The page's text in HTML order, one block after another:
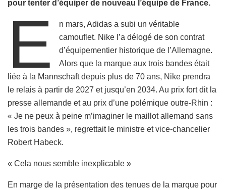
pour tenter d’équiper de nouveau l’équipe de France.
E
n mars, Adidas a subi un véritable
camouflet. Nike l’a délogé de son contrat
d’équipementier historique de l’Allemagne.
Alors que la marque aux trois bandes était
liée à la Mannschaft depuis plus de 70 ans, Nike prendra
le relais à partir de 2027 et jusqu’en 2034. Au prix fort dit la
presse allemande et au prix d’une polémique outre-Rhin :
« Je ne peux à peine m’imaginer le maillot allemand sans
les trois bandes », regrettait le ministre et vice-chancelier
Robert Habeck.
« Cela nous semble inexplicable »
En marge de la présentation des tenues de la marque pour